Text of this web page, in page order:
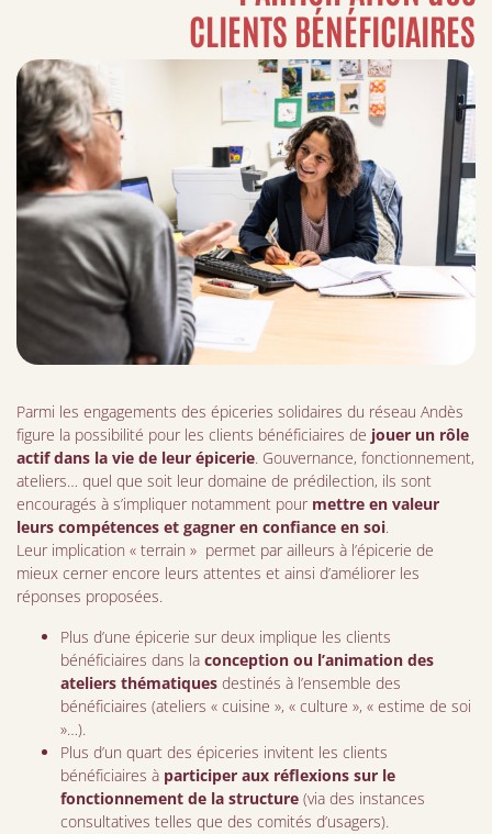
CLIENTS BÉNÉFICIAIRES
Parmi les engagements des épiceries solidaires du réseau Andès
figure la possibilité pour les clients bénéficiaires de jouer un rôle
actif dans la vie de leur épicerie. Gouvernance, fonctionnement,
ateliers… quel que soit leur domaine de prédilection, ils sont
encouragés à s’impliquer notamment pour mettre en valeur
leurs compétences et gagner en confiance en soi.
Leur implication « terrain » permet par ailleurs à l’épicerie de
mieux cerner encore leurs attentes et ainsi d’améliorer les
réponses proposées.
Plus d’une épicerie sur deux implique les clients
bénéficiaires dans la conception ou l’animation des
ateliers thématiques destinés à l’ensemble des
bénéficiaires (ateliers « cuisine », « culture », « estime de soi
»…).
Plus d’un quart des épiceries invitent les clients
bénéficiaires à participer aux réflexions sur le
fonctionnement de la structure (via des instances
consultatives telles que des comités d’usagers).